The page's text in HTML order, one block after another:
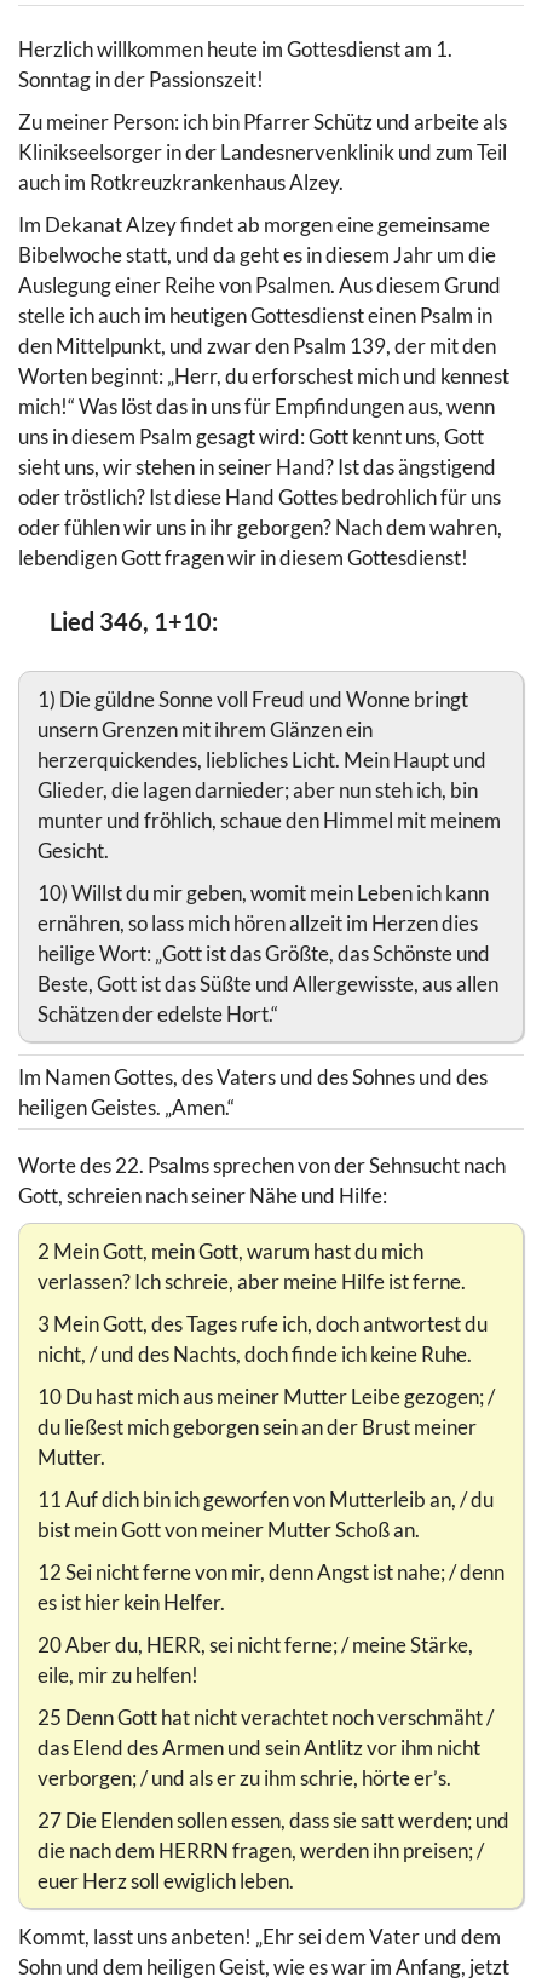
Herzlich willkommen heute im Gottesdienst am 1.
Sonntag in der Passionszeit!
Zu meiner Person: ich bin Pfarrer Schütz und arbeite als
Klinikseelsorger in der Landesnervenklinik und zum Teil
auch im Rotkreuzkrankenhaus Alzey.
Im Dekanat Alzey findet ab morgen eine gemeinsame
Bibelwoche statt, und da geht es in diesem Jahr um die
Auslegung einer Reihe von Psalmen. Aus diesem Grund
stelle ich auch im heutigen Gottesdienst einen Psalm in
den Mittelpunkt, und zwar den Psalm 139, der mit den
Worten beginnt: „Herr, du erforschest mich und kennest
mich!“ Was löst das in uns für Empfindungen aus, wenn
uns in diesem Psalm gesagt wird: Gott kennt uns, Gott
sieht uns, wir stehen in seiner Hand? Ist das ängstigend
oder tröstlich? Ist diese Hand Gottes bedrohlich für uns
oder fühlen wir uns in ihr geborgen? Nach dem wahren,
lebendigen Gott fragen wir in diesem Gottesdienst!
Lied 346, 1+10:
1) Die güldne Sonne voll Freud und Wonne bringt
unsern Grenzen mit ihrem Glänzen ein
herzerquickendes, liebliches Licht. Mein Haupt und
Glieder, die lagen darnieder; aber nun steh ich, bin
munter und fröhlich, schaue den Himmel mit meinem
Gesicht.
10) Willst du mir geben, womit mein Leben ich kann
ernähren, so lass mich hören allzeit im Herzen dies
heilige Wort: „Gott ist das Größte, das Schönste und
Beste, Gott ist das Süßte und Allergewisste, aus allen
Schätzen der edelste Hort.“
Im Namen Gottes, des Vaters und des Sohnes und des
heiligen Geistes. „Amen.“
Worte des 22. Psalms sprechen von der Sehnsucht nach
Gott, schreien nach seiner Nähe und Hilfe:
2 Mein Gott, mein Gott, warum hast du mich
verlassen? Ich schreie, aber meine Hilfe ist ferne.
3 Mein Gott, des Tages rufe ich, doch antwortest du
nicht, / und des Nachts, doch finde ich keine Ruhe.
10 Du hast mich aus meiner Mutter Leibe gezogen; /
du ließest mich geborgen sein an der Brust meiner
Mutter.
11 Auf dich bin ich geworfen von Mutterleib an, / du
bist mein Gott von meiner Mutter Schoß an.
12 Sei nicht ferne von mir, denn Angst ist nahe; / denn
es ist hier kein Helfer.
20 Aber du, HERR, sei nicht ferne; / meine Stärke,
eile, mir zu helfen!
25 Denn Gott hat nicht verachtet noch verschmäht /
das Elend des Armen und sein Antlitz vor ihm nicht
verborgen; / und als er zu ihm schrie, hörte er’s.
27 Die Elenden sollen essen, dass sie satt werden; und
die nach dem HERRN fragen, werden ihn preisen; /
euer Herz soll ewiglich leben.
Kommt, lasst uns anbeten! „Ehr sei dem Vater und dem
Sohn und dem heiligen Geist, wie es war im Anfang, jetzt